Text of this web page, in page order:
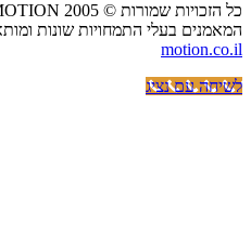
כל הזכויות שמורות © IN MOTION 2005 - צוות מקצועי ובכיר של מאמני כושר אישיים הנותן שירות של אימון כושר אישי בביתך,בפארקים ציבוריים או בסטודיו בפריסה ארצית.
המאמנים בעלי התמחויות שונות ומותאמים בהתאם לדרישה כתובת: רח' הכרמל 20 בית
motion.co.il
לשיחה עם נציג